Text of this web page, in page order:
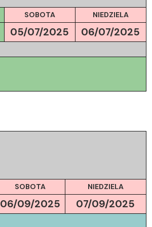
SOBOTA NIEDZIELA
05/07/2025 06/07/2025
SOBOTA NIEDZIELA
06/09/2025 07/09/2025